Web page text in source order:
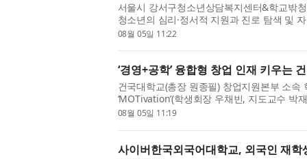
서울시 강서구청소년상담복지센터&학교밖
청소년의 심리·정서적 지원과 진로 탐색 및
제빵아카데미 발산점(대표이사 이서욱)과 협
08월 05일 11:22
‘경영+공학’ 융합형 창업 인재 키우는
건국대학교(총장 원종필) 창업지원본부 소속
‘MOTivation’(학생회장 우채빈, 지도교수 박
차원’(학생회장 김용진, 지도교수 김원준),
08월 05일 11:19
사이버한국외국어대학교, 외국인 재